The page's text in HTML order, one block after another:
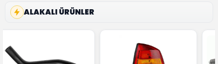
ALAKALI ÜRÜNLER